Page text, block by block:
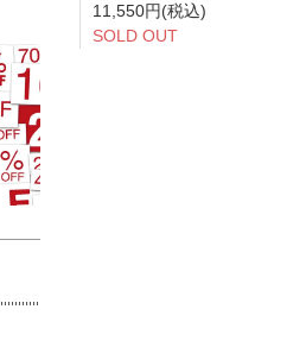
11,550円(税込)
SOLD OUT